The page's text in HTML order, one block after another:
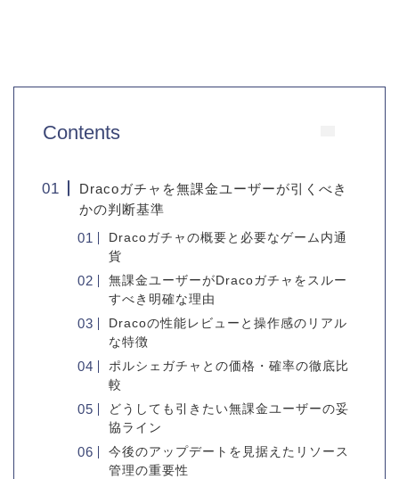
Contents
Dracoガチャを無課金ユーザーが引くべき
かの判断基準
Dracoガチャの概要と必要なゲーム内通
貨
無課金ユーザーがDracoガチャをスルー
すべき明確な理由
Dracoの性能レビューと操作感のリアル
な特徴
ポルシェガチャとの価格・確率の徹底比
較
どうしても引きたい無課金ユーザーの妥
協ライン
今後のアップデートを見据えたリソース
管理の重要性